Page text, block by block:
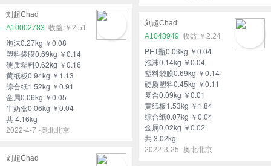
刘超Chad
A10002783
￥2.51
泡沫0.27kg ￥0.08
塑料袋膜0.69kg ￥0.14
硬质塑料0.62kg ￥0.16
黄纸板0.94kg ￥1.13
综合纸1.52kg ￥0.91
金属0.06kg ￥0.05
牛奶盒0.06kg ￥0.04
共 4.16kg
2022-4-7 -奥北北京
刘超Chad
A1048949
￥2.24
PET瓶0.03kg ￥0.04
泡沫0.14kg ￥0.04
塑料袋膜0.69kg ￥0.14
硬质塑料0.45kg ￥0.11
复合0.09kg ￥0.01
黄纸板1.53kg ￥1.84
综合纸0.07kg ￥0.04
金属0.02kg ￥0.02
共 3.02kg
2022-3-25 -奥北北京
刘超Chad